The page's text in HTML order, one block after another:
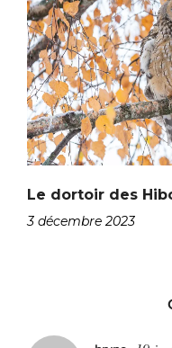
Le dortoir des
3 décembre 2023